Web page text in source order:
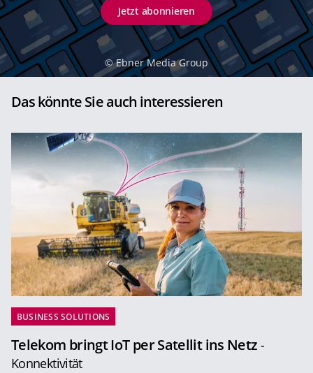
Jetzt abonnieren
© Ebner Media Group
Das könnte Sie auch interessieren
BUSINESS SOLUTIONS
Telekom bringt IoT per Satellit ins Netz -
Konnektivität